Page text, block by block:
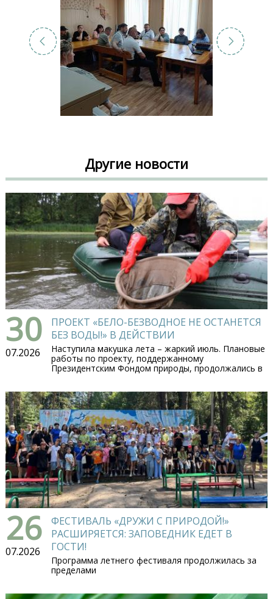
Другие новости
30
07.2026
ПРОЕКТ «БЕЛО-БЕЗВОДНОЕ НЕ ОСТАНЕТСЯ
БЕЗ ВОДЫ!» В ДЕЙСТВИИ
Наступила макушка лета – жаркий июль. Плановые
работы по проекту, поддержанному
Президентским Фондом природы, продолжались в
26
07.2026
ФЕСТИВАЛЬ «ДРУЖИ С ПРИРОДОЙ!»
РАСШИРЯЕТСЯ: ЗАПОВЕДНИК ЕДЕТ В
ГОСТИ!
Программа летнего фестиваля продолжилась за
пределами